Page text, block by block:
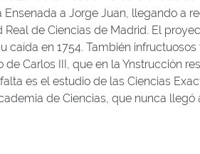
a Jorge Juan, llegando a
de Ciencias de Madrid. El
caída en 1754. También
Carlos III, que en la Ynstrucción
es el estudio de las Ciencias
de Ciencias, que nunca llegó